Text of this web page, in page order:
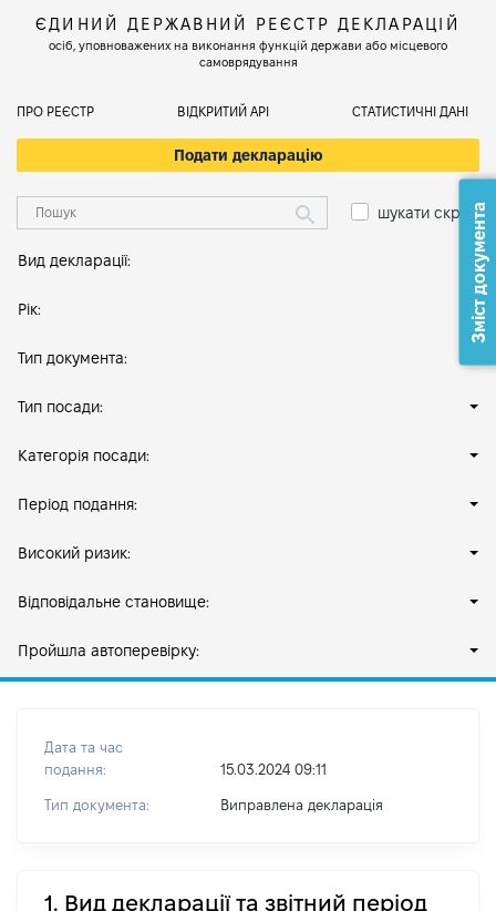
ЄДИНИЙ ДЕРЖАВНИЙ РЕЄСТР ДЕКЛАРАЦІЙ
осіб, уповноважених на виконання функцій держави або місцевого
самоврядування
ПРО РЕЄСТР ВІДКРИТИЙ АРІ СТАТИСТИЧНІ ДАНІ
Подати декларацію
шукати скрізь
Вид декларації:
Рік:
Тип документа:
Тип посади:
Категорія посади:
Період подання:
Високий ризик:
Відповідальне становище:
Пройшла автоперевірку:
Дата та час
подання:
15.03.2024 09:11
Тип документа: Виправлена декларація
1. Вид декларації та звітний період
Зміст документа